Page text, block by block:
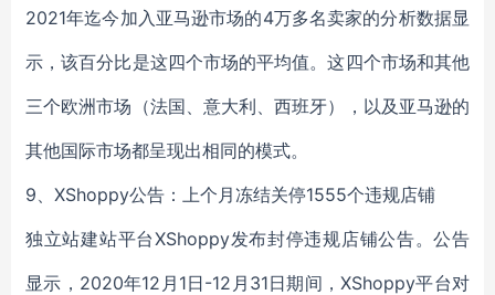
2021年迄今加入亚马逊市场的4万多名卖家的分析数据显
示，该百分比是这四个市场的平均值。这四个市场和其他
三个欧洲市场（法国、意大利、西班牙），以及亚马逊的
其他国际市场都呈现出相同的模式。
9、XShoppy公告：上个月冻结关停1555个违规店铺
独立站建站平台XShoppy发布封停违规店铺公告。公告
显示，2020年12月1日-12月31日期间，XShoppy平台对